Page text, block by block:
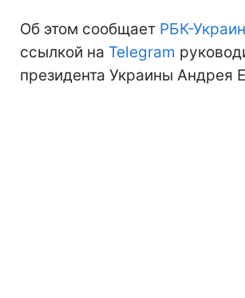
Об этом сообщает РБК-
ссылкой на Telegram
президента Украины Андрея